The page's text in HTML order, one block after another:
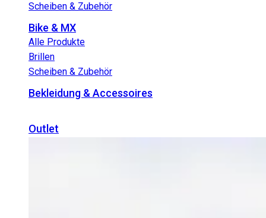
Scheiben & Zubehör
Bike & MX
Alle Produkte
Brillen
Scheiben & Zubehör
Bekleidung & Accessoires
Outlet